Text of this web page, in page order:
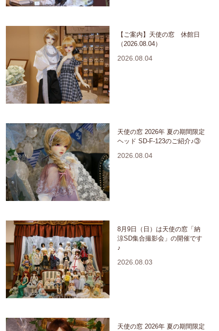
【ご案内】天使の窓 休館日
（2026.08.04）
2026.08.04
天使の窓 2026年 夏の期間限定
ヘッド SD-F-123のご紹介♪③
2026.08.04
8月9日（日）は天使の窓「納
涼SD集合撮影会」の開催です
♪
2026.08.03
天使の窓 2026年 夏の期間限定